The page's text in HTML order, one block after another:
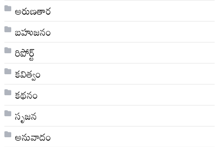
అరుణతార
బహుజనం
రిపోర్ట్
కవిత్వం
కథనం
సృజన
అనువాదం